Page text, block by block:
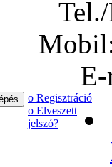
ο Regisztráció
ο Elveszett
jelszó?